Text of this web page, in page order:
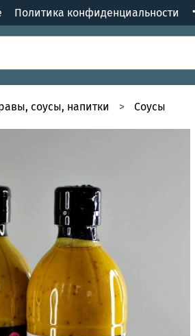
Политика конфиденциальности
соусы, напитки Соусы